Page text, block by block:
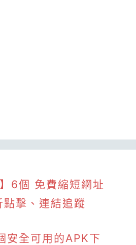
6個 免費縮短網址
點擊、連結追蹤
安全可用的APK下